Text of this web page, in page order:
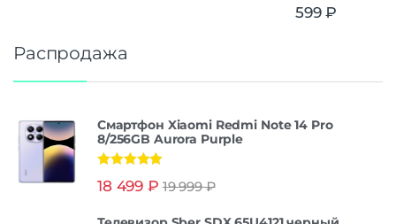
599₽
Распродажа
Смартфон Xiaomi Redmi Note 14 Pro
8/256GB Aurora Purple
из 5
18 499 ₽ 19 999₽